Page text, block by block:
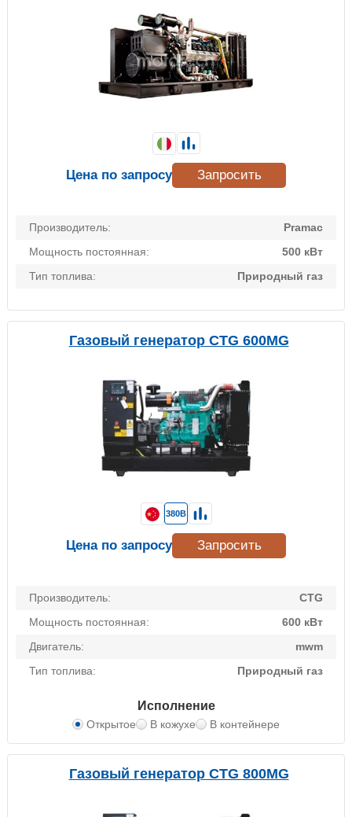
Производитель:
Pramac
Мощность постоянная:
500 кВт
Тип топлива:
Природный газ
Цена по запросу Запросить
Газовый генератор CTG 600MG
Производитель:
CTG
Мощность постоянная:
600 кВт
Двигатель:
mwm
Тип топлива:
Природный газ
Исполнение
Открытое В кожухе В контейнере
380В
Цена по запросу Запросить
Газовый генератор CTG 800MG